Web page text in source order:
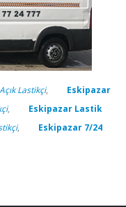
Lastikçi, Eskipazar
, Eskipazar Lastik
, Eskipazar 7/24